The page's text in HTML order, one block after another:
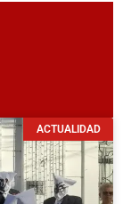
ACTUALIDAD